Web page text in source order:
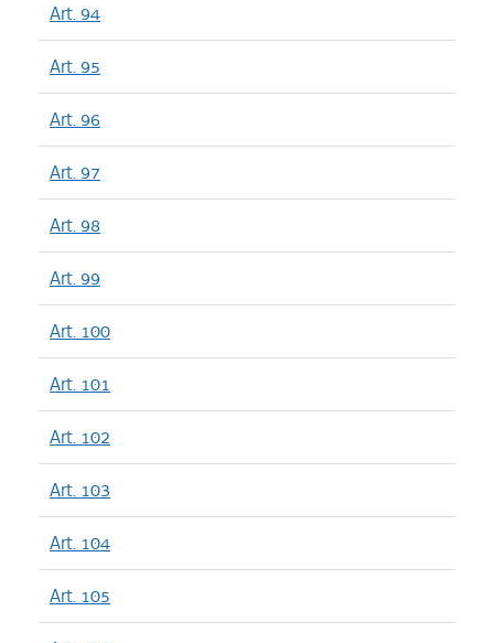
Art. 94
Art. 95
Art. 96
Art. 97
Art. 98
Art. 99
Art. 100
Art. 101
Art. 102
Art. 103
Art. 104
Art. 105